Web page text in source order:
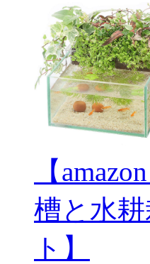
【
槽と水
ト】